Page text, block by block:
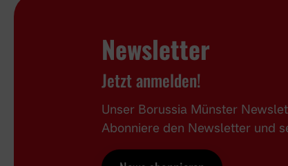
Newsletter
Jetzt anmelden!
Unser Borussia Münster
Abonniere den Newsletter und